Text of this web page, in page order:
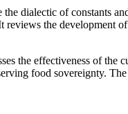
the dialectic of constants
reviews the development
the effectiveness of
food sovereignty.